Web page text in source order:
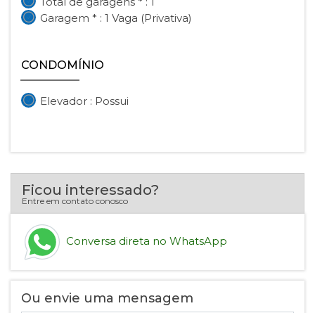
Garagem * : 1 Vaga (Privativa)
CONDOMÍNIO
Elevador : Possui
Ficou interessado?
Entre em contato conosco
Conversa direta no WhatsApp
Ou envie uma mensagem